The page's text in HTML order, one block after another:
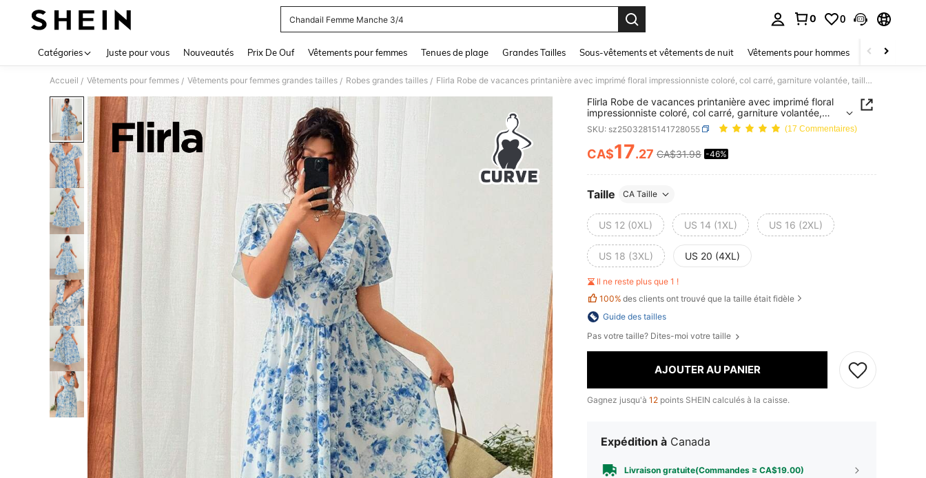
Chandail Femme Manche 3/4
0 0
Catégories Juste pour vous Nouveautés Prix De Ouf Vêtements pour femmes Tenues de plage Grandes Tailles Sous-vêtements et vêtements de nuit Vêtements pour hommes Enfants
Accueil / Vêtements pour femmes / Vêtements pour femmes grandes tailles / Robes grandes tailles / Flirla Robe de vacances printanière avec imprimé floral impressionniste coloré, col carré, garniture volantée, taille ajustée, manches bouffantes, jupe évasée élégante et multicouche
Flirla Robe de vacances printanière avec imprimé floral
impressionniste coloré, col carré, garniture volantée,
taille ajustée, manches bouffantes, jupe évasée élégante
et multicouche
SKU: sz25032815141728055 (17 Commentaires)
PRICE AND AVAILABILITY
CA$17.27 CA$31.98 -46%
Taille CA Taille
US 12 (0XL) US 14 (1XL) US 16 (2XL)
US 18 (3XL) US 20 (4XL)
Il ne reste plus que 1 !
100% des clients ont trouvé que la taille était fidèle
Guide des tailles
Pas votre taille? Dites-moi votre taille
AJOUTER AU PANIER
Gagnez jusqu'à 12 points SHEIN calculés à la caisse.
Expédition à Canada
Livraison gratuite(Commandes ≥ CA$19.00)